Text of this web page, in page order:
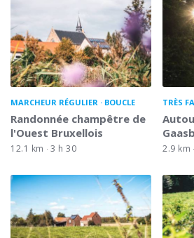
MARCHEUR RÉGULIER BOUCLE
Randonnée champêtre de
l'Ouest Bruxellois
12.1 km 3 h 30
TRÈS
2.9 km